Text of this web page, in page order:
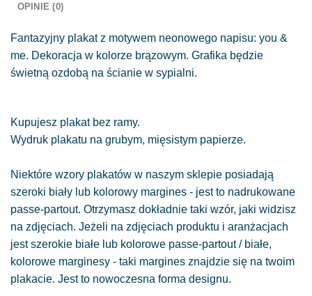
OPINIE (0)
Fantazyjny plakat z motywem neonowego napisu: you &
me. Dekoracja w kolorze brązowym. Grafika będzie
świetną ozdobą na ścianie w sypialni.
Kupujesz plakat bez ramy.
Wydruk plakatu na grubym, mięsistym papierze.
Niektóre wzory plakatów w naszym sklepie posiadają
szeroki biały lub kolorowy margines - jest to nadrukowane
passe-partout. Otrzymasz dokładnie taki wzór, jaki widzisz
na zdjęciach. Jeżeli na zdjęciach produktu i aranżacjach
jest szerokie białe lub kolorowe passe-partout / białe,
kolorowe marginesy - taki margines znajdzie się na twoim
plakacie. Jest to nowoczesna forma designu.